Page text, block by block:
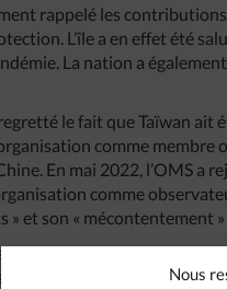
Nous
rappelé les
L’île a en effet été
La nation a
le fait que Taïwan ait
comme
En mai 2022, l’OMS a
comme
» et son « mécontentement
a aussi souligné sa
avec le Saint-Siège sur de